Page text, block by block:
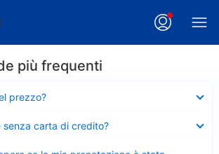
più frequenti
prezzo?
senza carta di credito?